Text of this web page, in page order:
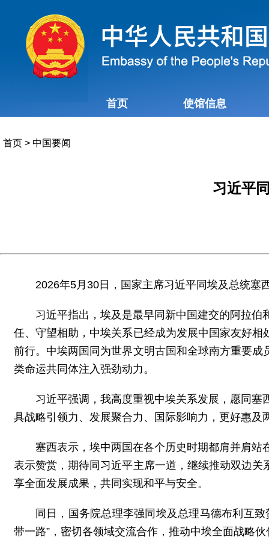
首页 使馆信息
首页 > 中国要闻
习近平
2026年5月30日，国家主席习近平同埃及总统塞
习近平指出，埃及是最早同新中国建交的阿拉
任、守望相助，中埃关系已经成为发展中国家友好
前行。中埃两国同为世界文明古国和全球南方重要
类命运共同体注入强劲动力。
习近平强调，我高度重视中埃关系发展，愿同
具战略引领力、发展聚合力、国际影响力，更好惠
塞西表示，埃中两国在各个历史时期都肩并肩
表示赞赏，期待同习近平主席一道，继续推动双边
享全面发展成果，共同实现和平与安全。
同日，国务院总理李强同埃及总理马德布利互
带一路”，密切各领域交流合作，推动中埃全面战略